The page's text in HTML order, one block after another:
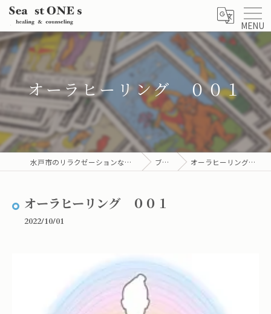
MENU
オーラヒーリング ００１
水戸市のリラクゼーションならsea stones ブログ オーラヒーリング ００１
オーラヒーリング ００１
2022/10/01